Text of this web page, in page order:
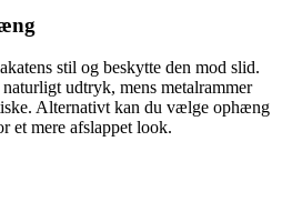
stil og beskytte den mod slid.
udtryk, mens metalrammer
Alternativt kan du vælge ophæng
et mere afslappet look.